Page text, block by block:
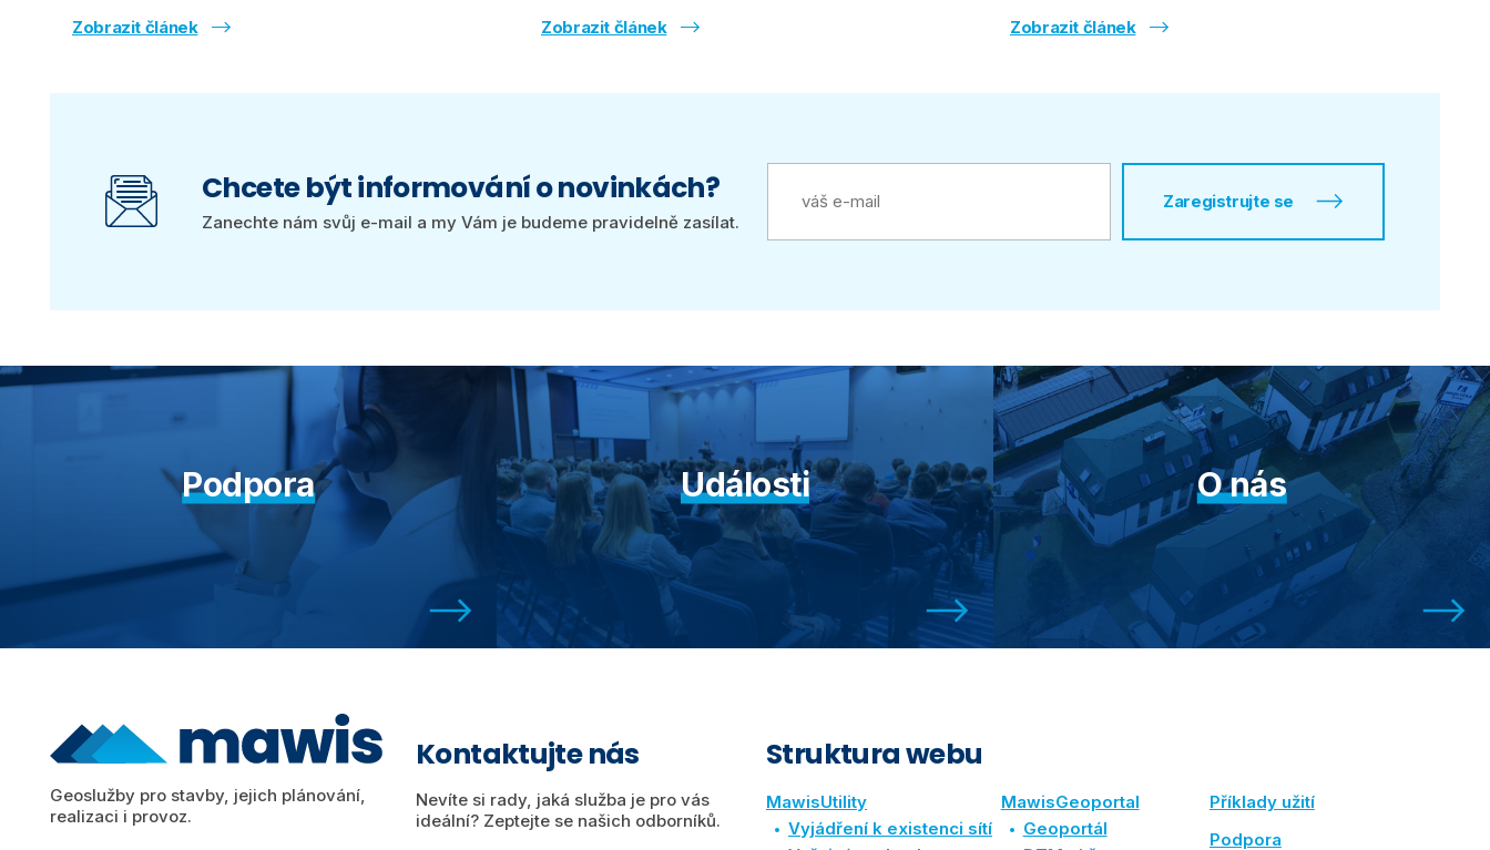
Zobrazit článek
Zobrazit článek
Zobrazit článek
Chcete být informování o novinkách?
Zanechte nám svůj e-mail a my Vám je budeme pravidelně zasílat.
Zaregistrujte se
Podpora Události O nás
Geoslužby pro stavby, jejich plánování,
realizaci i provoz.
Kontaktujte nás
Nevíte si rady, jaká služba je pro vás
ideální? Zeptejte se našich odborníků.
Struktura webu
MawisUtility
Vyjádření k existenci sítí
MawisGeoportal
Geoportál
Příklady užití
Podpora